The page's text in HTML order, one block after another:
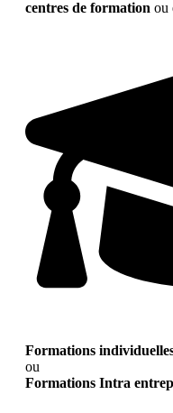
centres de formation ou
Formations
ou
Formations Intra